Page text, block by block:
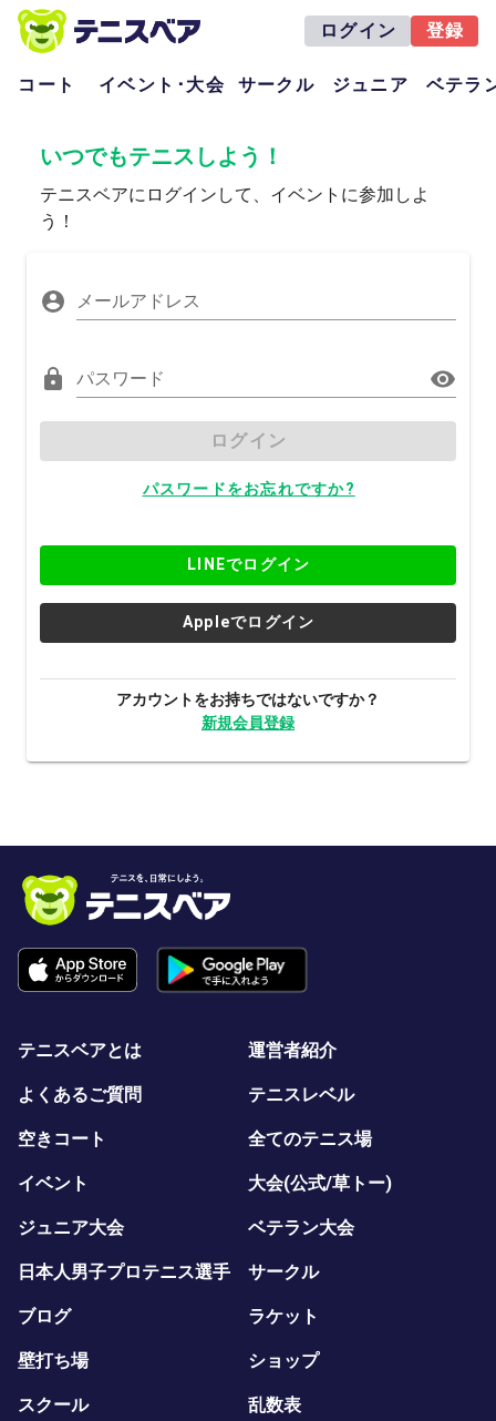
ログイン 登録
コート イベント･大会 サークル ジュニア ベテラ
いつでもテニスしよう！
テニスベアにログインして、イベントに参加しよ
う！
メールアドレス
パスワード
ログイン
パスワードをお忘れですか?
LINEでログイン
Appleでログイン
アカウントをお持ちではないですか？
新規会員登録
テニスベアとは 運営者紹介
よくあるご質問 テニスレベル
空きコート 全てのテニス場
イベント 大会(公式/草トー)
ジュニア大会 ベテラン大会
日本人男子プロテニス選手 サークル
ブログ ラケット
壁打ち場 ショップ
スクール 乱数表